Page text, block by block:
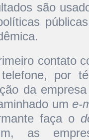
são
contato
por
da
um e-
faça o
as